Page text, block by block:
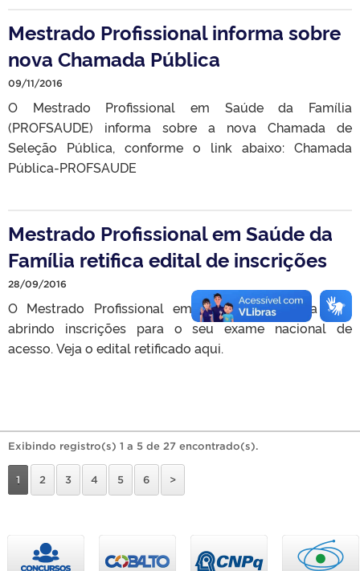
Mestrado Profissional informa sobre
nova Chamada Pública
09/11/2016
O Mestrado Profissional em Saúde da Família
(PROFSAUDE) informa sobre a nova Chamada de
Seleção Pública, conforme o link abaixo: Chamada
Pública-PROFSAUDE
Mestrado Profissional em Saúde da
Família retifica edital de inscrições
28/09/2016
O Mestrado Profissional em Saúde da Família está
abrindo inscrições para o seu exame nacional de
acesso. Veja o edital retificado aqui.
Exibindo registro(s) 1 a 5 de 27 encontrado(s).
1 2 3 4 5 6 >